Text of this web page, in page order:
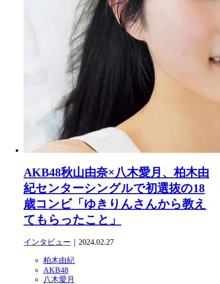
AKB48秋山由奈×八木愛月、柏木由
紀センターシングルで初選抜の18
歳コンビ「ゆきりんさんから教え
てもらったこと」
インタビュー ｜2024.02.27
柏木由紀
AKB48
八木愛月